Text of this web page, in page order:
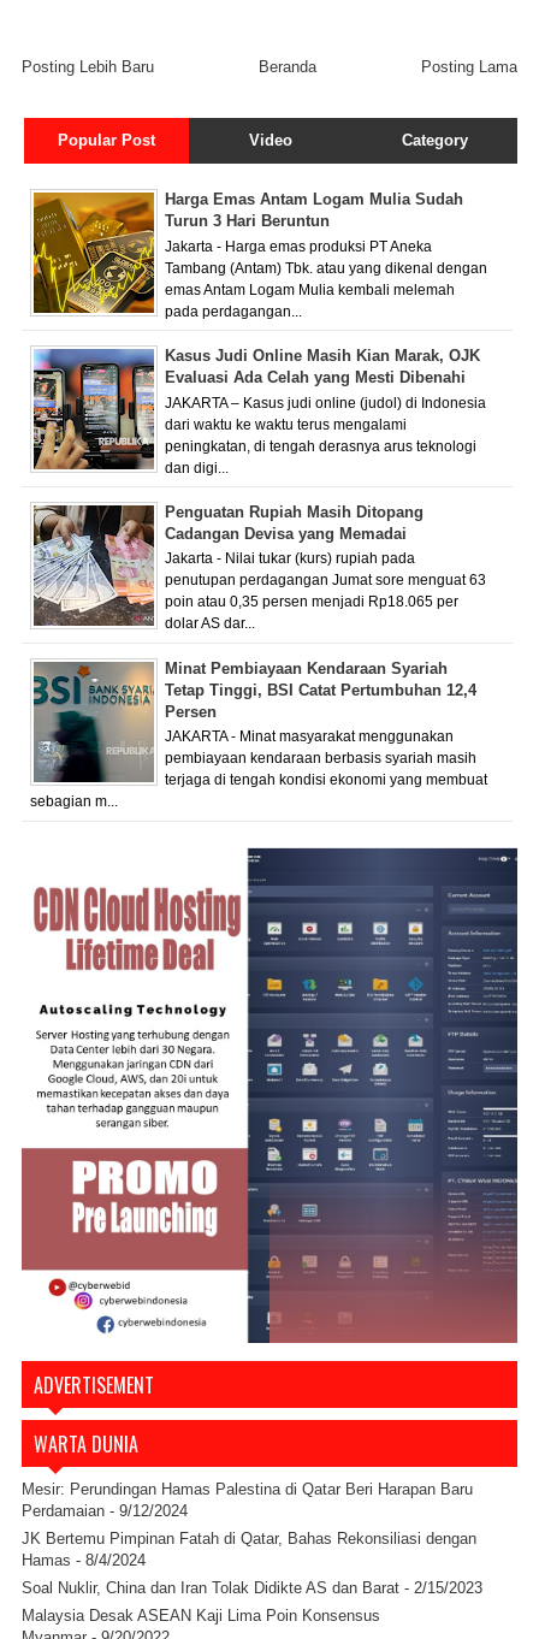
Posting Lebih Baru Posting Lama
Beranda
Popular Post Video Category
Harga Emas Antam Logam Mulia Sudah
Turun 3 Hari Beruntun
Jakarta - Harga emas produksi PT Aneka
Tambang (Antam) Tbk. atau yang dikenal dengan
emas Antam Logam Mulia kembali melemah
pada perdagangan...
Kasus Judi Online Masih Kian Marak, OJK
Evaluasi Ada Celah yang Mesti Dibenahi
JAKARTA – Kasus judi online (judol) di Indonesia
dari waktu ke waktu terus mengalami
peningkatan, di tengah derasnya arus teknologi
dan digi...
Penguatan Rupiah Masih Ditopang
Cadangan Devisa yang Memadai
Jakarta - Nilai tukar (kurs) rupiah pada
penutupan perdagangan Jumat sore menguat 63
poin atau 0,35 persen menjadi Rp18.065 per
dolar AS dar...
Minat Pembiayaan Kendaraan Syariah
Tetap Tinggi, BSI Catat Pertumbuhan 12,4
Persen
JAKARTA - Minat masyarakat menggunakan
pembiayaan kendaraan berbasis syariah masih
terjaga di tengah kondisi ekonomi yang membuat
sebagian m...
ADVERTISEMENT
WARTA DUNIA
Mesir: Perundingan Hamas Palestina di Qatar Beri Harapan Baru
Perdamaian - 9/12/2024
JK Bertemu Pimpinan Fatah di Qatar, Bahas Rekonsiliasi dengan
Hamas - 8/4/2024
Soal Nuklir, China dan Iran Tolak Didikte AS dan Barat - 2/15/2023
Malaysia Desak ASEAN Kaji Lima Poin Konsensus